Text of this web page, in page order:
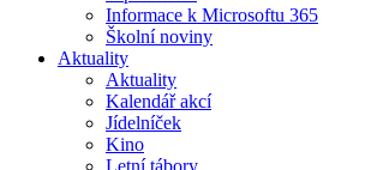
Informace k Microsoftu 365
Školní noviny
Aktuality
Aktuality
Kalendář akcí
Jídelníček
Kino
Letní tábory